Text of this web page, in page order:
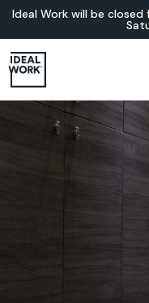
Ideal Work will be
Home